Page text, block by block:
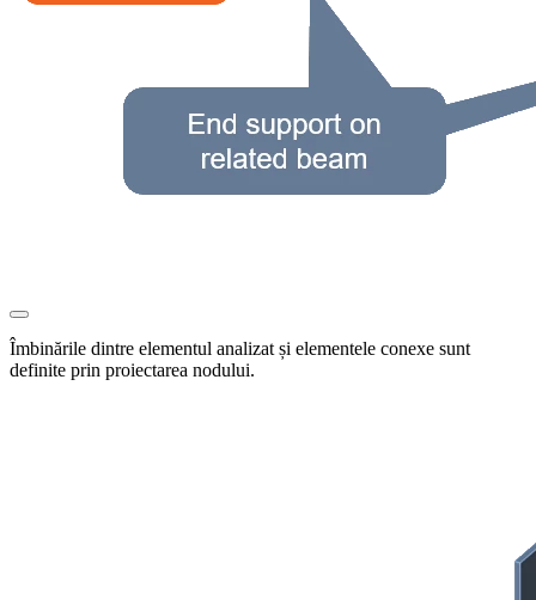
Îmbinările dintre elementul analizat și elementele conexe sunt
definite prin proiectarea nodului.